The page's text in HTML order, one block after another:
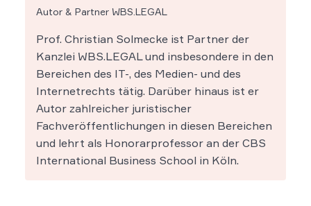
Autor & Partner WBS.LEGAL
Prof. Christian Solmecke ist Partner der
Kanzlei WBS.LEGAL und insbesondere in den
Bereichen des IT-, des Medien- und des
Internetrechts tätig. Darüber hinaus ist er
Autor zahlreicher juristischer
Fachveröffentlichungen in diesen Bereichen
und lehrt als Honorarprofessor an der CBS
International Business School in Köln.